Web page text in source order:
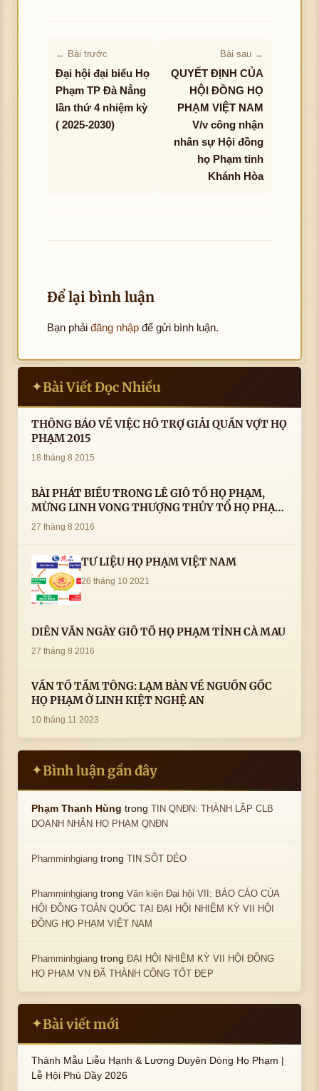
← Bài trước
Đại hội đại biểu Họ
Phạm TP Đà Nẳng
lần thứ 4 nhiệm kỳ
( 2025-2030)
Bài sau →
QUYẾT ĐỊNH CỦA
HỘI ĐỒNG HỌ
PHẠM VIỆT NAM
V/v công nhận
nhân sự Hội đồng
họ Phạm tỉnh
Khánh Hòa
Để lại bình luận
Bạn phải đăng nhập để gửi bình luận.
✦Bài Viết Đọc Nhiều
THÔNG BÁO VỀ VIỆC HỖ TRỢ GIẢI QUẦN VỢT HỌ
PHẠM 2015
18 tháng 8 2015
BÀI PHÁT BIỂU TRONG LÊ GIỖ TỔ HỌ PHẠM,
MỪNG LINH VONG THƯỢNG THỦY TỔ HỌ PHẠM
AN VỊ TAI CÀ MAU- ( 22/8/2016) CỦA LS.TS.NV.
27 tháng 8 2016
TƯ LIỆU HỌ PHẠM VIỆT NAM
26 tháng 10 2021
DIỄN VĂN NGÀY GIỖ TỔ HỌ PHẠM TỈNH CÀ MAU
27 tháng 8 2016
VẤN TỔ TẦM TÔNG: LẠM BÀN VỀ NGUỒN GỐC
HỌ PHẠM Ở LINH KIỆT NGHỆ AN
10 tháng 11 2023
✦Bình luận gần đây
Phạm Thanh Hùng trongTIN QNĐN: THÀNH LẬP CLB
DOANH NHÂN HỌ PHẠM QNĐN
Phamminhgiang trongTIN SỐT DẺO
Phamminhgiang trongVăn kiện Đại hội VII: BÁO CÁO CỦA
HỘI ĐỒNG TOÀN QUỐC TẠI ĐẠI HỘI NHIỆM KỲ VII HỘI
ĐỒNG HỌ PHẠM VIỆT NAM
Phamminhgiang trongĐẠI HỘI NHIỆM KỲ VII HỘI ĐỒNG
HỌ PHẠM VN ĐÃ THÀNH CÔNG TỐT ĐẸP
✦Bài viết mới
Thánh Mẫu Liễu Hạnh & Lương Duyên Dòng Họ Phạm |
Lễ Hội Phủ Dầy 2026